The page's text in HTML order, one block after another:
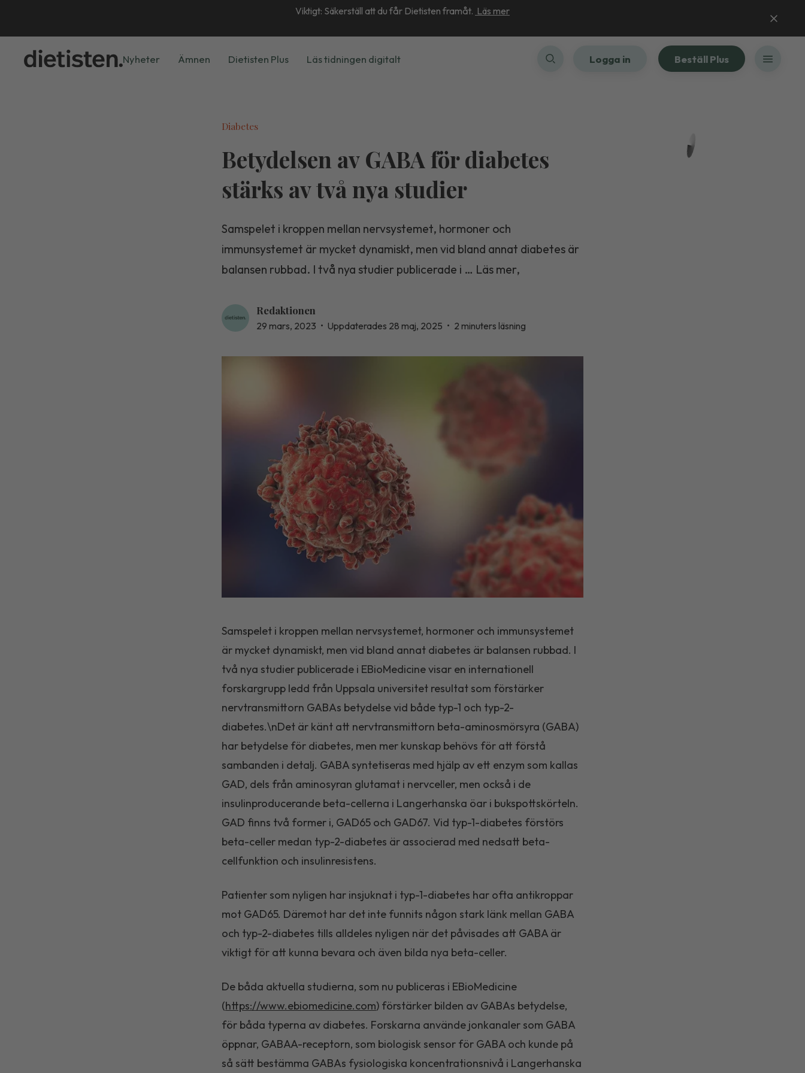
Viktigt: Säkerställ att du får Dietisten framåt. Läs mer
Nyheter Ämnen Dietisten Plus Läs tidningen digitalt Logga in Beställ Plus
Diabetes
Betydelsen av GABA för diabetes
stärks av två nya studier
Samspelet i kroppen mellan nervsystemet, hormoner och
immunsystemet är mycket dynamiskt, men vid bland annat diabetes är
balansen rubbad. I två nya studier publicerade i … Läs mer,
Redaktionen
29 mars, 2023 • Uppdaterades 28 maj, 2025 • 2 minuters läsning
Samspelet i kroppen mellan nervsystemet, hormoner och immunsystemet
är mycket dynamiskt, men vid bland annat diabetes är balansen rubbad. I
två nya studier publicerade i EBioMedicine visar en internationell
forskargrupp ledd från Uppsala universitet resultat som förstärker
nervtransmittorn GABAs betydelse vid både typ-1 och typ-2-
diabetes.\nDet är känt att nervtransmittorn beta-aminosmörsyra (GABA)
har betydelse för diabetes, men mer kunskap behövs för att förstå
sambanden i detalj. GABA syntetiseras med hjälp av ett enzym som kallas
GAD, dels från aminosyran glutamat i nervceller, men också i de
insulinproducerande beta-cellerna i Langerhanska öar i bukspottskörteln.
GAD finns två former i, GAD65 och GAD67. Vid typ-1-diabetes förstörs
beta-celler medan typ-2-diabetes är associerad med nedsatt beta-
cellfunktion och insulinresistens.
Patienter som nyligen har insjuknat i typ-1-diabetes har ofta antikroppar
mot GAD65. Däremot har det inte funnits någon stark länk mellan GABA
och typ-2-diabetes tills alldeles nyligen när det påvisades att GABA är
viktigt för att kunna bevara och även bilda nya beta-celler.
De båda aktuella studierna, som nu publiceras i EBioMedicine
(https://www.ebiomedicine.com) förstärker bilden av GABAs betydelse,
för båda typerna av diabetes. Forskarna använde jonkanaler som GABA
öppnar, GABAA-receptorn, som biologisk sensor för GABA och kunde på
så sätt bestämma GABAs fysiologiska koncentrationsnivå i Langerhanska